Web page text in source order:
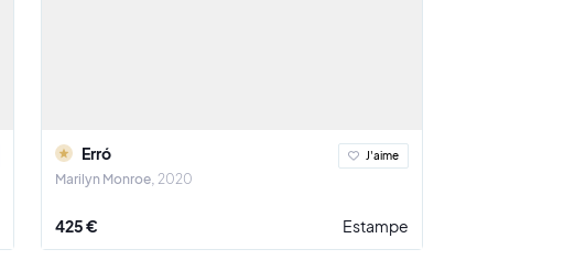
Erró
Marilyn Monroe 2020
J'aime
425 € Estampe